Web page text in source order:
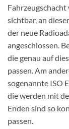
sichtbar, an
der neue
angeschlossen.
die genau auf
passen. Am
sogenannte ISO
die werden mit
Enden sind so
passen.